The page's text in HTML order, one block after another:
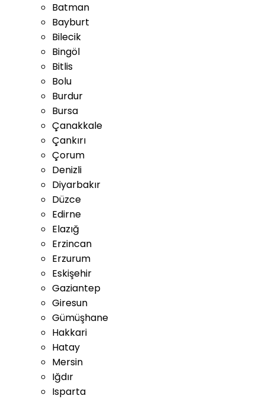
Batman
Bayburt
Bilecik
Bingöl
Bitlis
Bolu
Burdur
Bursa
Çanakkale
Çankırı
Çorum
Denizli
Diyarbakır
Düzce
Edirne
Elazığ
Erzincan
Erzurum
Eskişehir
Gaziantep
Giresun
Gümüşhane
Hakkari
Hatay
Mersin
Iğdır
Isparta